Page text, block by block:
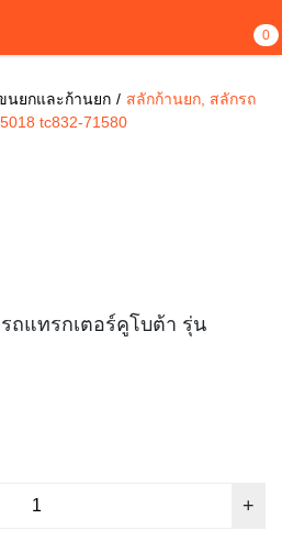
0
นยกและก้านยก
สลักก้านยก, สลักรถ
tc832-71580
ถแทรกเตอร์คูโบต้า รุ่น